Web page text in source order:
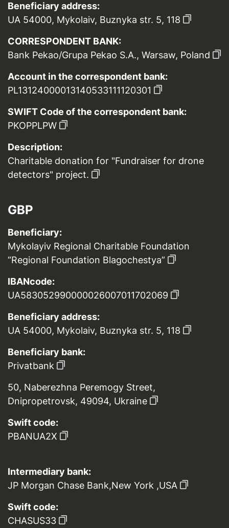
Beneficiary address:
UA 54000, Mykolaiv, Buznyka str. 5, 118
CORRESPONDENT BANK:
Bank Pekao/Grupa Pekao S.A., Warsaw, Poland
Account in the correspondent bank:
PL13124000013140533111120301
SWIFT Code of the correspondent bank:
PKOPPLPW
Description:
Charitable donation for "Fundraiser for drone
detectors" project.
GBP
Beneficiary:
Mykolayiv Regional Charitable Foundation
“Regional Foundation Blagochestya”
IBANcode:
UA583052990000026007011702069
Beneficiary address:
UA 54000, Mykolaiv, Buznyka str. 5, 118
Beneficiary bank:
Privatbank
50, Naberezhna Peremogy Street,
Dnipropetrovsk, 49094, Ukraine
Swift code:
PBANUA2X
Intermediary bank:
JP Morgan Chase Bank,New York ,USA
Swift code:
CHASUS33